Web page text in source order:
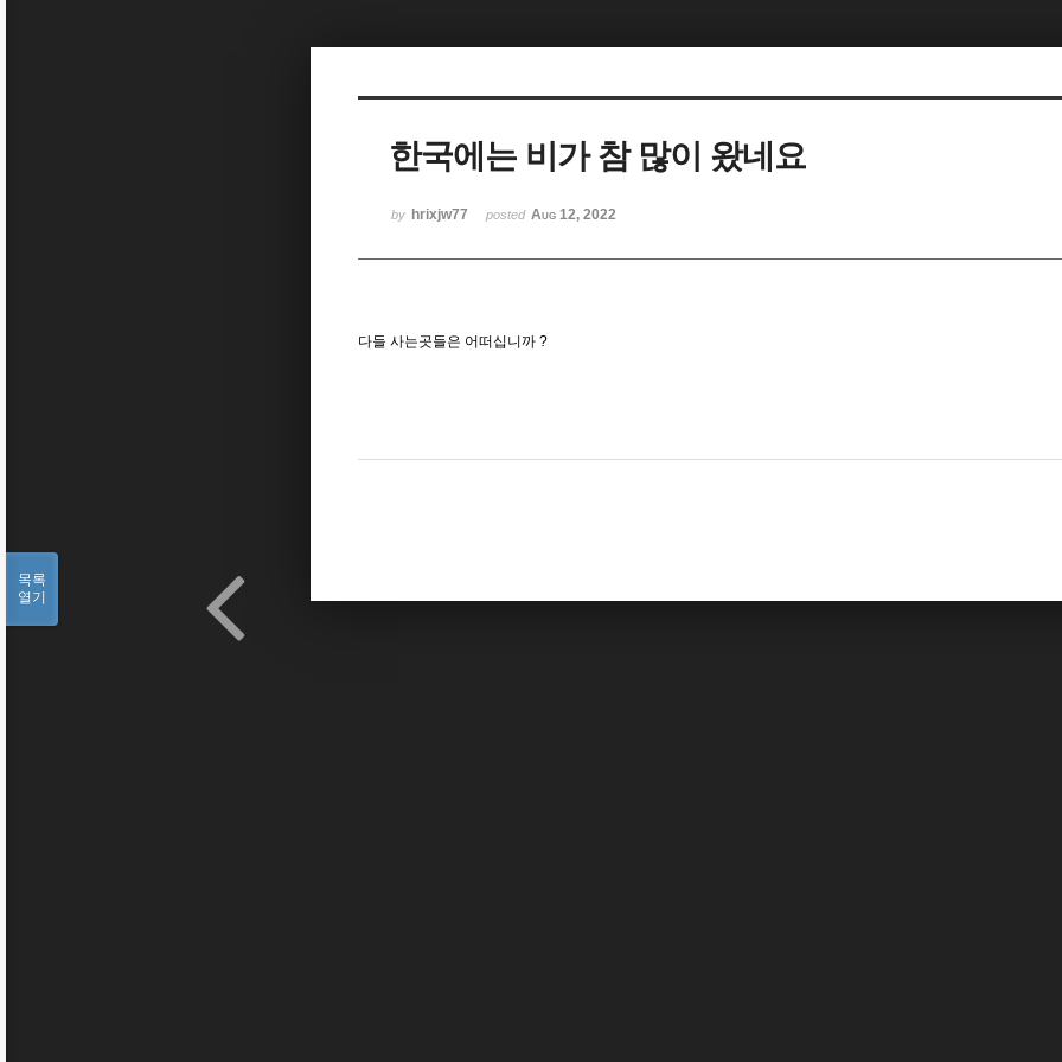
한국에는 비가 참 많이 왔네요
by hrixjw77 posted Aug 12, 2022
다들 사는곳들은 어떠십니까 ?
목록
열기
Sketchbook5, 스케치북5
Sketchbook5, 스케치북5